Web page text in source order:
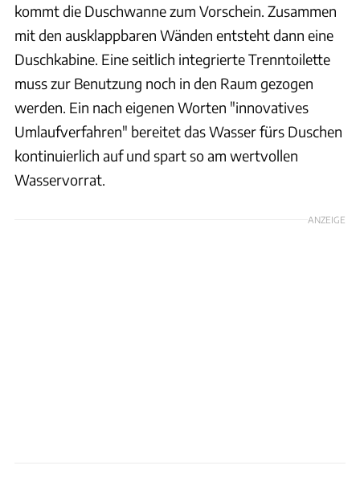
kommt die Duschwanne zum Vorschein. Zusammen
mit den ausklappbaren Wänden entsteht dann eine
Duschkabine. Eine seitlich integrierte Trenntoilette
muss zur Benutzung noch in den Raum gezogen
werden. Ein nach eigenen Worten "innovatives
Umlaufverfahren" bereitet das Wasser fürs Duschen
kontinuierlich auf und spart so am wertvollen
Wasservorrat.
ANZEIGE